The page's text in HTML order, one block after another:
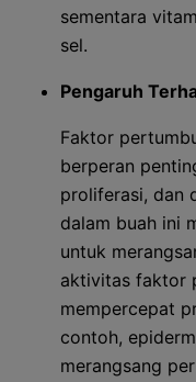
sementara
sel.
Pengaruh
Faktor
berperan
proliferasi, dan
dalam buah ini
untuk
aktivitas faktor
mempercepat
contoh,
merangsang